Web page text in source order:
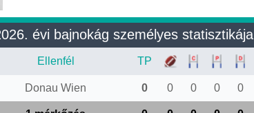
évi bajnokág személyes statisztikája
Ellenfél TP
Donau Wien 0 0 0 0 0